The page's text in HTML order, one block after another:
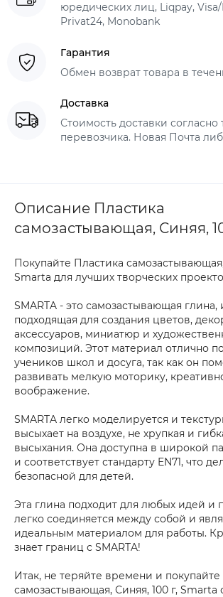
юредических лиц, Liqpay,
Privat24, Monobank
Гарантия
Обмен возврат товара в
Доставка
Стоимость доставки
перевозчика. Новая Почта
Описание Пластика
самозастывающая, Синяя,
Покупайте Пластика
Smarta для лучших творческих
SMARTA - это самозастывающая глина,
подходящая для создания цветов,
аксессуаров, миниатюр и
композиций. Этот материал отлично
учеников школ и досуга, так как он
развивать мелкую моторику,
воображение.
SMARTA легко моделируется и
высыхает на воздухе, не хрупкая и
высыхания. Она доступна в широкой
и соответствует стандарту EN71, что
безопасной для детей.
Эта глина подходит для любых идей и
легко соединяется между собой и
идеальным материалом для работы.
знает границ с SMARTA!
Итак, не теряйте времени и покупайте
самозастывающая, Синяя, 100 г, Smarta